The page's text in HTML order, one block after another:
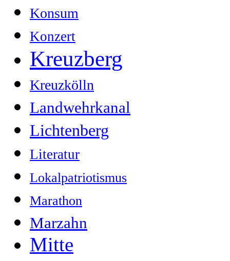
Konsum
Konzert
Kreuzberg
Kreuzkölln
Landwehrkanal
Lichtenberg
Literatur
Lokalpatriotismus
Marathon
Marzahn
Mitte